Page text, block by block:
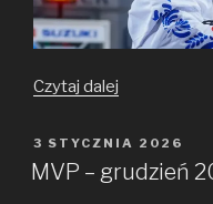
Czytaj dalej
styczeń
2026
OPUBLIKOWANE
W
3 STYCZNIA 2026
MVP – grudzień